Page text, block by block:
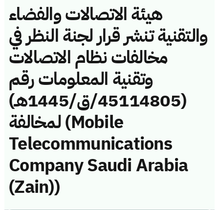
هيئة الاتصالات والفضاء
والتقنية تنشر قرار لجنة النظر في
مخالفات نظام الاتصالات
وتقنية المعلومات رقم
(45114805/ق/1445هـ)
لمخالفة (Mobile
Telecommunications
Company Saudi Arabia
(Zain))